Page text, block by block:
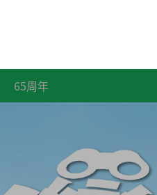
65周年